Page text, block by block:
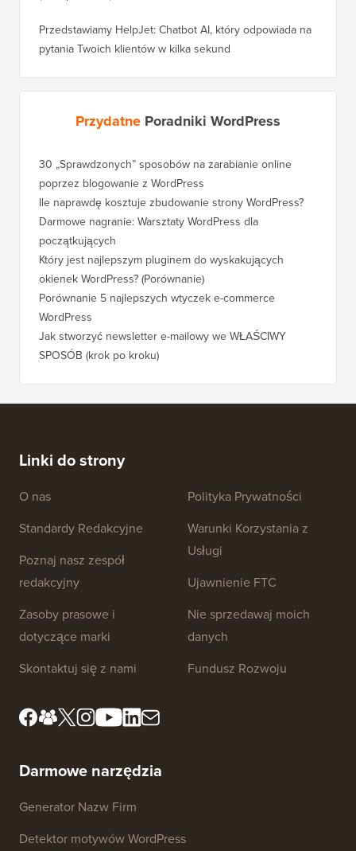
Przedstawiamy HelpJet: Chatbot AI, który odpowiada na
pytania Twoich klientów w kilka sekund
Przydatne Poradniki WordPress
30 „Sprawdzonych” sposobów na zarabianie online
poprzez blogowanie z WordPress
Ile naprawdę kosztuje zbudowanie strony WordPress?
Darmowe nagranie: Warsztaty WordPress dla
początkujących
Który jest najlepszym pluginem do wyskakujących
okienek WordPress? (Porównanie)
Porównanie 5 najlepszych wtyczek e-commerce
WordPress
Jak stworzyć newsletter e-mailowy we WŁAŚCIWY
SPOSÓB (krok po kroku)
Linki do strony
O nas
Standardy Redakcyjne
Poznaj nasz zespół
redakcyjny
Zasoby prasowe i
dotyczące marki
Skontaktuj się z nami
Polityka Prywatności
Warunki Korzystania z
Usługi
Ujawnienie FTC
Nie sprzedawaj moich
danych
Fundusz Rozwoju
Darmowe narzędzia
Generator Nazw Firm
Detektor motywów WordPress